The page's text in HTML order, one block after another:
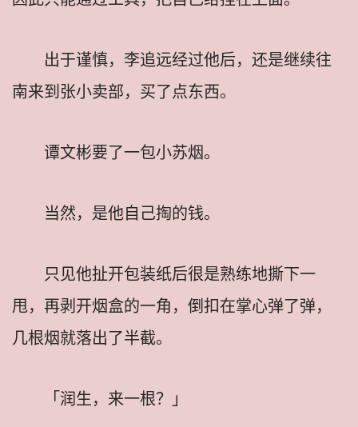
出于谨慎，李追远经过他后，还是继续往
南来到张小卖部，买了点东西。
谭文彬要了一包小苏烟。
当然，是他自己掏的钱。
只见他扯开包装纸后很是熟练地撕下一
甩，再剥开烟盒的一角，倒扣在掌心弹了弹，
几根烟就落出了半截。
「润生，来一根？」